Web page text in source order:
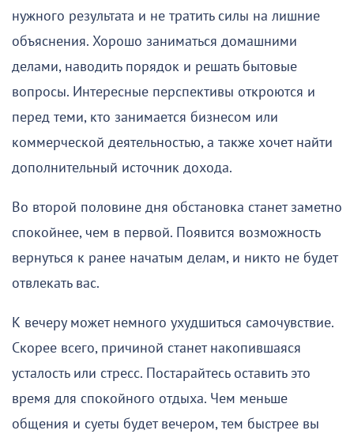
нужного результата и не тратить силы на лишние
объяснения. Хорошо заниматься домашними
делами, наводить порядок и решать бытовые
вопросы. Интересные перспективы откроются и
перед теми, кто занимается бизнесом или
коммерческой деятельностью, а также хочет найти
дополнительный источник дохода.
Во второй половине дня обстановка станет заметно
спокойнее, чем в первой. Появится возможность
вернуться к ранее начатым делам, и никто не будет
отвлекать вас.
К вечеру может немного ухудшиться самочувствие.
Скорее всего, причиной станет накопившаяся
усталость или стресс. Постарайтесь оставить это
время для спокойного отдыха. Чем меньше
общения и суеты будет вечером, тем быстрее вы